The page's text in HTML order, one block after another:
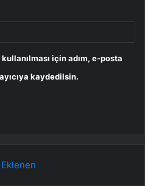
için adım, e-posta
kaydedilsin.